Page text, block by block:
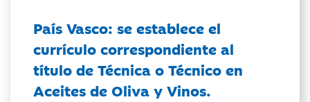
País Vasco: se establece el
currículo correspondiente al
título de Técnica o Técnico en
Aceites de Oliva y Vinos.